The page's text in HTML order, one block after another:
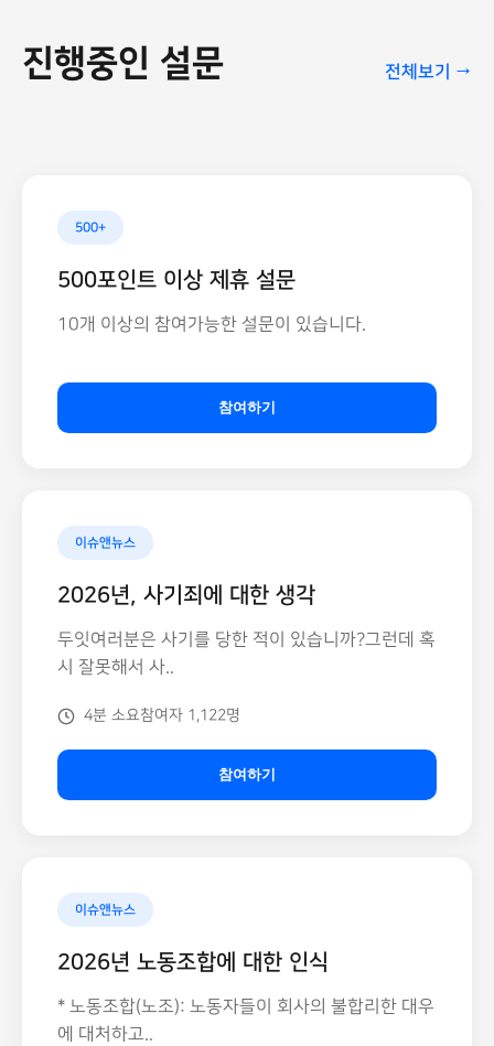
진행중인 설문 전체보기 →
500+
500포인트 이상 제휴 설문
10개 이상의 참여가능한 설문이 있습니다.
참여하기
이슈앤뉴스
2026년, 사기죄에 대한 생각
두잇여러분은 사기를 당한 적이 있습니까?그런데 혹
시 잘못해서 사..
4분 소요참여자 1,122명
참여하기
이슈앤뉴스
2026년 노동조합에 대한 인식
* 노동조합(노조): 노동자들이 회사의 불합리한 대우
에 대처하고..